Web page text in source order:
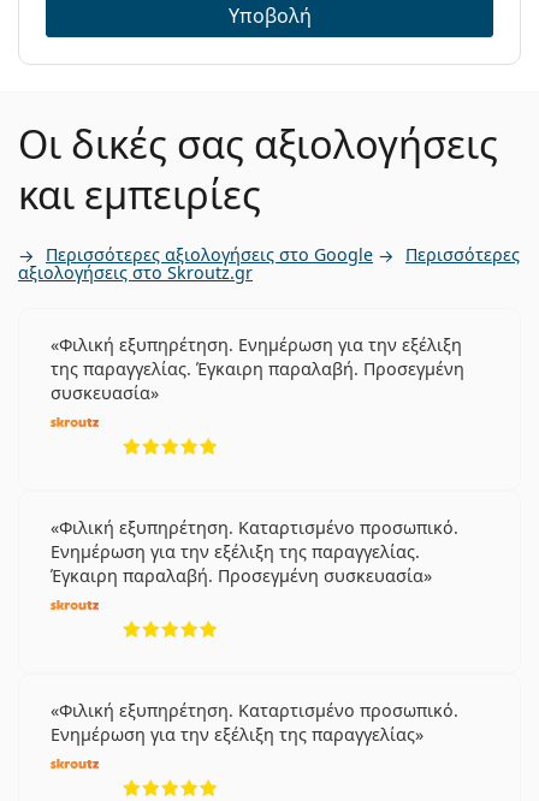
Υποβολή
Οι δικές σας αξιολογήσεις
και εμπειρίες
Περισσότερες αξιολογήσεις στο Google Περισσότερες
αξιολογήσεις στο Skroutz.gr
Φιλική εξυπηρέτηση. Ενημέρωση για την εξέλιξη
της παραγγελίας. Έγκαιρη παραλαβή. Προσεγμένη
συσκευασία
Φιλική εξυπηρέτηση. Καταρτισμένο προσωπικό.
Ενημέρωση για την εξέλιξη της παραγγελίας.
Έγκαιρη παραλαβή. Προσεγμένη συσκευασία
Φιλική εξυπηρέτηση. Καταρτισμένο προσωπικό.
Ενημέρωση για την εξέλιξη της παραγγελίας